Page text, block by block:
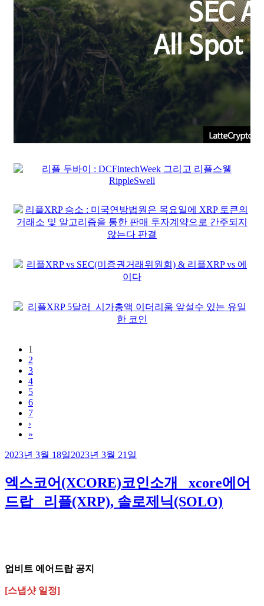
1
2
3
4
5
6
7
›
»
작
일
자
2023년 3월 18일2023년 3월 21일
엑스코어(XCORE)코인소개 _xcore에어
드랍 _리플(XRP), 솔로제닉(SOLO)
업비트 에어드랍 공지​
[스냅샷 일정]